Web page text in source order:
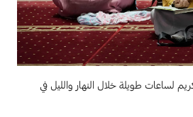
لساعات طويلة خلال النهار والليل في